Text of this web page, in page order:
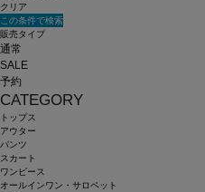
クリア
この条件で検索
販売タイプ
通常
SALE
予約
CATEGORY
トップス
アウター
パンツ
スカート
ワンピース
オールインワン・サロペット